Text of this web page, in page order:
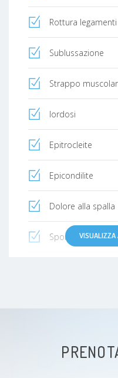
Rottura legamenti
Sublussazione
Strappo
lordosi
Epitrocleite
Epicondilite
Dolore alla spalla
Spondiloartrite
Gomito del
VISUALIZZA